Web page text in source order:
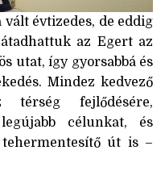
évtizedes, de eddig
az Egert az
utat, így gyorsabbá és
Mindez kedvező
fejlődésére,
célunkat, és
út is –